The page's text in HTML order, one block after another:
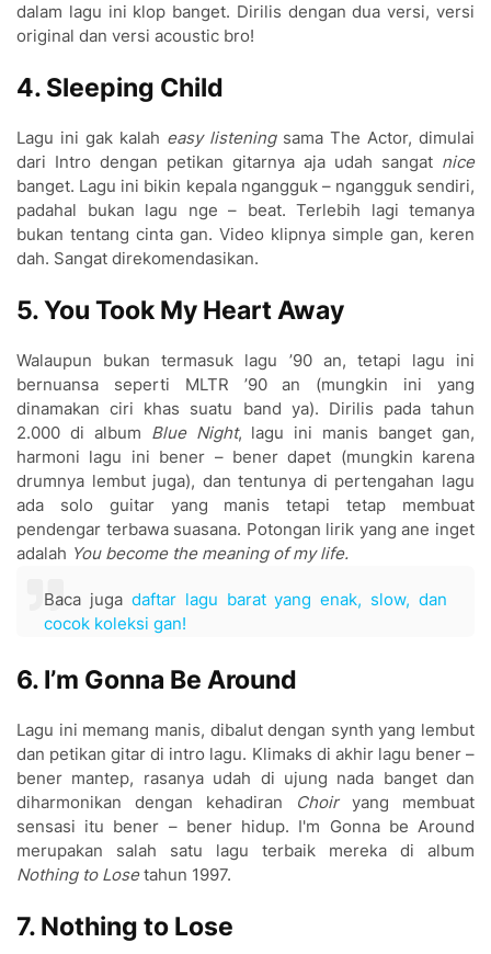
dalam lagu ini klop banget. Dirilis dengan dua versi, versi
original dan versi acoustic bro!
4. Sleeping Child
Lagu ini gak kalah easy listeningsama The Actor, dimulai
dari Intro dengan petikan gitarnya aja udah sangat nice
banget. Lagu ini bikin kepala ngangguk – ngangguk sendiri,
padahal bukan lagu nge – beat. Terlebih lagi temanya
bukan tentang cinta gan. Video klipnya simple gan, keren
dah. Sangat direkomendasikan.
5. You Took My Heart Away
Walaupun bukan termasuk lagu ’90 an, tetapi lagu ini
bernuansa seperti MLTR ’90 an (mungkin ini yang
dinamakan ciri khas suatu band ya). Dirilis pada tahun
2.000 di album Blue Night, lagu ini manis banget gan,
harmoni lagu ini bener – bener dapet (mungkin karena
drumnya lembut juga), dan tentunya di pertengahan lagu
ada solo guitar yang manis tetapi tetap membuat
pendengar terbawa suasana. Potongan lirik yang ane inget
adalah You become the meaning of my life.
Baca juga daftarlagu barat yang enak, slow, dan
cocok koleksi gan!
6. I’m Gonna Be Around
Lagu ini memang manis, dibalut dengan synth yang lembut
dan petikan gitar di intro lagu. Klimaks di akhir lagu bener –
bener mantep, rasanya udah di ujung nada banget dan
diharmonikan dengan kehadiran
Choir yang membuat
sensasi itu bener – bener hidup. I'm Gonna be Around
merupakan salah satu lagu terbaik mereka di album
Nothing to Losetahun 1997.
7. Nothing to Lose